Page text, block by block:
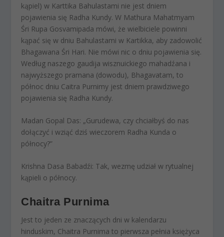
kąpiel) w Karttika Bahulastami nie jest dniem
pojawienia się Radha Kundy. W Mathura Mahatmyam
Śri Rupa Gosvamipada mówi, że wielbiciele powinni
kąpać się w dniu Bahulastami w Kartikka, aby zadowolić
Bhagawana Śri Hari. Nie mówi nic o dniu pojawienia się.
Według naszego gaudija wisznuickiego mahadźana i
najwyższego pramana (dowodu), Bhagavatam, to
północ dniu Caitra Purnimy jest dniem prawdziwego
pojawienia się Radha Kundy.
Madan Gopal Das: „Gurudewa, czy chciałbyś do nas
dołączyć i wziąć dziś wieczorem Radha Kunda o
północy?”
Krishna Dasa Babadźi: Tak, wezmę udział w rytualnej
kąpieli o północy.
Chaitra Purnima
Jest to jeden ze znaczących dni w kalendarzu
hinduskim, Chaitra Purnima to pierwsza pełnia księżyca